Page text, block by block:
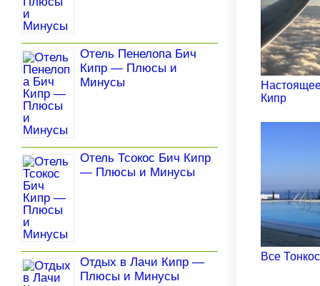
Кипр
Все
Отель Пенелопа Бич
Кипр — Плюсы и
Минусы
Отель Тсокос Бич Кипр
— Плюсы и Минусы
Отдых в Лачи Кипр —
Плюсы и Минусы